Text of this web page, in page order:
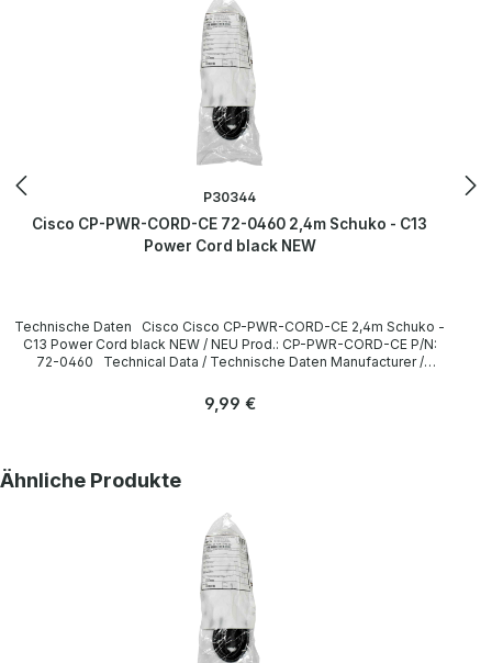
P30344
Cisco CP-PWR-CORD-CE 72-0460 2,4m Schuko - C13
Power Cord black NEW
Technische Daten Cisco Cisco CP-PWR-CORD-CE 2,4m Schuko -
C13 Power Cord black NEW / NEU Prod.: CP-PWR-CORD-CE P/N:
72-0460 Technical Data / Technische Daten Manufacturer /
Informationen und Details finden Sie auf den Seiten des
Regulärer Preis:
9,99 €
Produktgalerie überspringen
Ähnliche Produkte